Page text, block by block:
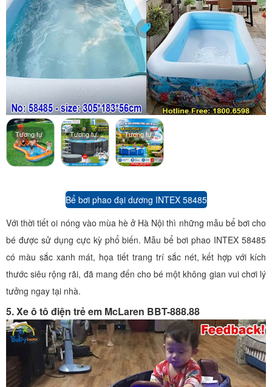
Tương tự Tương tự Tương tự
Bể bơi phao đại dương INTEX 58485
Với thời tiết oi nóng vào mùa hè ở Hà Nội thì những mẫu bể bơi cho
bé được sử dụng cực kỳ phổ biến. Mẫu bể bơi phao INTEX 58485
có màu sắc xanh mát, họa tiết trang trí sắc nét, kết hợp với kích
thước siêu rộng rãi, đã mang đến cho bé một không gian vui chơi lý
tưởng ngay tại nhà.
5. Xe ô tô điện trẻ em McLaren BBT-888.88